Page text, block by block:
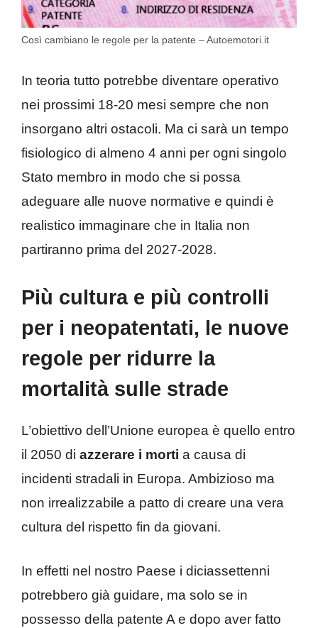
Così cambiano le regole per la patente – Autoemotori.it
In teoria tutto potrebbe diventare operativo
nei prossimi 18-20 mesi sempre che non
insorgano altri ostacoli. Ma ci sarà un tempo
fisiologico di almeno 4 anni per ogni singolo
Stato membro in modo che si possa
adeguare alle nuove normative e quindi è
realistico immaginare che in Italia non
partiranno prima del 2027-2028.
Più cultura e più controlli
per i neopatentati, le nuove
regole per ridurre la
mortalità sulle strade
L’obiettivo dell’Unione europea è quello entro
il 2050 di azzerare i morti a causa di
incidenti stradali in Europa. Ambizioso ma
non irrealizzabile a patto di creare una vera
cultura del rispetto fin da giovani.
In effetti nel nostro Paese i diciassettenni
potrebbero già guidare, ma solo se in
possesso della patente A e dopo aver fatto